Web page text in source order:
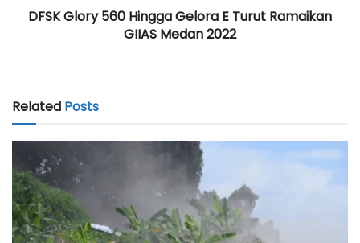
DFSK Glory 560 Hingga Gelora E Turut Ramaikan
GIIAS Medan 2022
Related Posts